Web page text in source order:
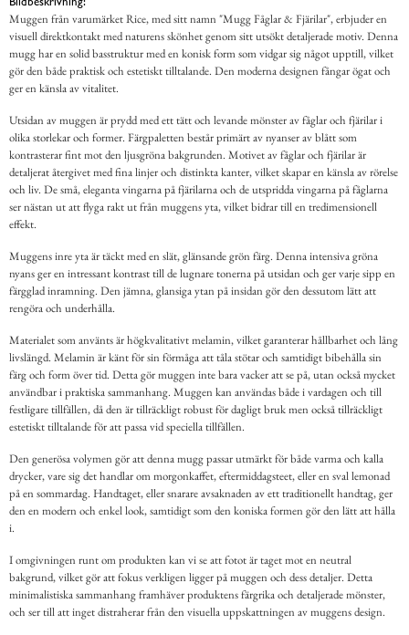
Muggen från varumärket Rice, med sitt namn "Mugg Fåglar & Fjärilar", erbjuder en
visuell direktkontakt med naturens skönhet genom sitt utsökt detaljerade motiv. Denna
mugg har en solid basstruktur med en konisk form som vidgar sig något upptill, vilket
gör den både praktisk och estetiskt tilltalande. Den moderna designen fångar ögat och
ger en känsla av vitalitet.
Utsidan av muggen är prydd med ett tätt och levande mönster av fåglar och fjärilar i
olika storlekar och former. Färgpaletten består primärt av nyanser av blått som
kontrasterar fint mot den ljusgröna bakgrunden. Motivet av fåglar och fjärilar är
detaljerat återgivet med fina linjer och distinkta kanter, vilket skapar en känsla av rörelse
och liv. De små, eleganta vingarna på fjärilarna och de utspridda vingarna på fåglarna
ser nästan ut att flyga rakt ut från muggens yta, vilket bidrar till en tredimensionell
effekt.
Muggens inre yta är täckt med en slät, glänsande grön färg. Denna intensiva gröna
nyans ger en intressant kontrast till de lugnare tonerna på utsidan och ger varje sipp en
färgglad inramning. Den jämna, glansiga ytan på insidan gör den dessutom lätt att
rengöra och underhålla.
Materialet som använts är högkvalitativt melamin, vilket garanterar hållbarhet och lång
livslängd. Melamin är känt för sin förmåga att tåla stötar och samtidigt bibehålla sin
färg och form över tid. Detta gör muggen inte bara vacker att se på, utan också mycket
användbar i praktiska sammanhang. Muggen kan användas både i vardagen och till
festligare tillfällen, då den är tillräckligt robust för dagligt bruk men också tillräckligt
estetiskt tilltalande för att passa vid speciella tillfällen.
Den generösa volymen gör att denna mugg passar utmärkt för både varma och kalla
drycker, vare sig det handlar om morgonkaffet, eftermiddagsteet, eller en sval lemonad
på en sommardag. Handtaget, eller snarare avsaknaden av ett traditionellt handtag, ger
den en modern och enkel look, samtidigt som den koniska formen gör den lätt att hålla
i.
I omgivningen runt om produkten kan vi se att fotot är taget mot en neutral
bakgrund, vilket gör att fokus verkligen ligger på muggen och dess detaljer. Detta
minimalistiska sammanhang framhäver produktens färgrika och detaljerade mönster,
och ser till att inget distraherar från den visuella uppskattningen av muggens design.